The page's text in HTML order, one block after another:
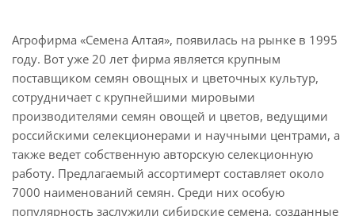
Агрофирма «Семена Алтая», появилась на рынке в 1995
году. Вот уже 20 лет фирма является крупным
поставщиком семян овощных и цветочных культур,
сотрудничает с крупнейшими мировыми
производителями семян овощей и цветов, ведущими
российскими селекционерами и научными центрами, а
также ведет собственную авторскую селекционную
работу. Предлагаемый ассортимерт составляет около
7000 наименований семян. Среди них особую
популярность заслужили сибирские семена, созданные